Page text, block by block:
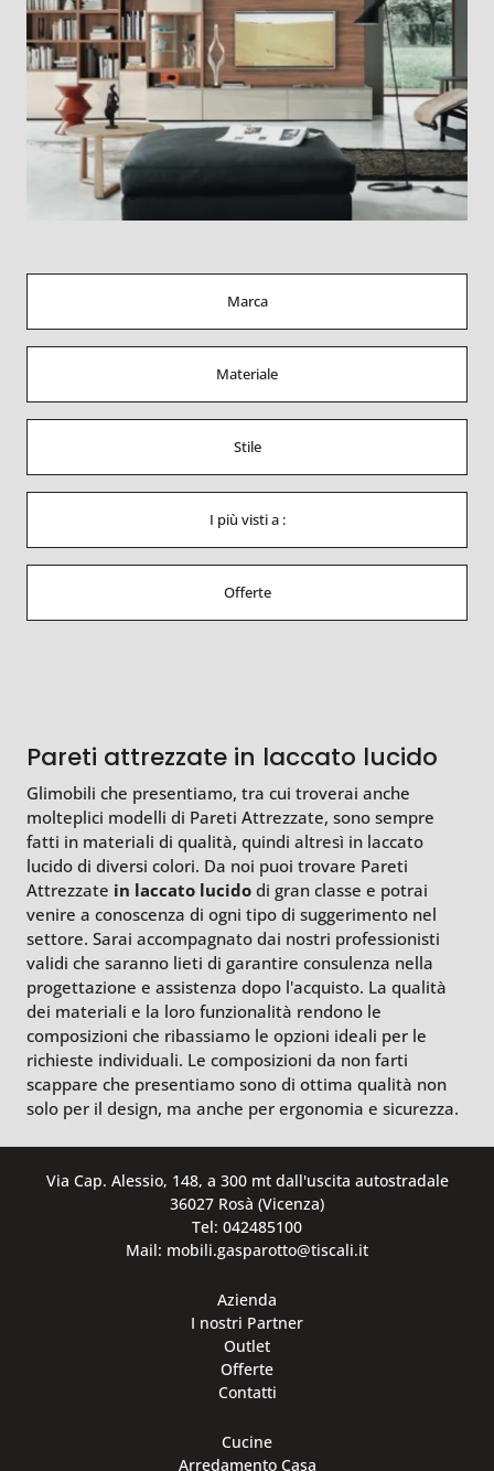
Marca
Materiale
Stile
I più visti a :
Offerte
Pareti attrezzate in laccato lucido
Glimobili che presentiamo, tra cui troverai anche
molteplici modelli di Pareti Attrezzate, sono sempre
fatti in materiali di qualità, quindi altresì in laccato
lucido di diversi colori. Da noi puoi trovare Pareti
Attrezzate in laccato lucido di gran classe e potrai
venire a conoscenza di ogni tipo di suggerimento nel
settore. Sarai accompagnato dai nostri professionisti
validi che saranno lieti di garantire consulenza nella
progettazione e assistenza dopo l'acquisto. La qualità
dei materiali e la loro funzionalità rendono le
composizioni che ribassiamo le opzioni ideali per le
richieste individuali. Le composizioni da non farti
scappare che presentiamo sono di ottima qualità non
solo per il design, ma anche per ergonomia e sicurezza.
Via Cap. Alessio, 148, a 300 mt dall'uscita autostradale
36027 Rosà (Vicenza)
Tel: 042485100
Mail: mobili.gasparotto@tiscali.it
Azienda
I nostri Partner
Outlet
Offerte
Contatti
Cucine
Arredamento Casa